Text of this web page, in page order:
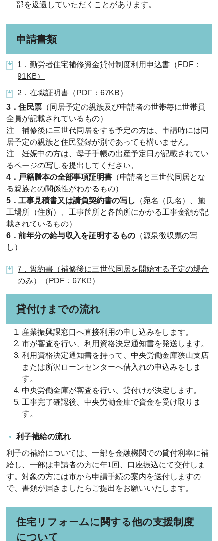
部を返還していただくことがあります。
申請書類
1．勤労者住宅補修資金貸付制度利用申込書（PDF：
91KB）
2．在職証明書（PDF：67KB）
3．住民票 （同居予定の親族及び申請者の世帯毎に世帯員
全員が記載されているもの）
注：補修後に三世代同居をする予定の方は、申請時には同
居予定の親族と住民登録が別であっても構いません。
注：妊娠中の方は、母子手帳の出産予定日が記載されてい
るページの写しを提出してください。
4．戸籍謄本の全部事項証明書 （申請者と三世代同居とな
る親族との関係性がわかるもの）
5．工事見積書又は請負契約書の写し
（宛名（氏名）、施
工場所（住所）、工事箇所と各箇所にかかる工事金額が記
載されているもの）
6．前年分の給与収入を証明するもの （源泉徴収票の写
し）
7．誓約書（補修後に三世代同居を開始する予定の場合
のみ）（PDF：67KB）
貸付けまでの流れ
産業振興課窓口へ直接利用の申し込みをします。
市が審査を行い、利用資格決定通知書を発送します。
利用資格決定通知書を持って、中央労働金庫狭山支店
または所沢ローンセンターへ借入れの申込みをしま
す。
中央労働金庫が審査を行い、貸付けが決定します。
工事完了確認後、中央労働金庫で資金を受け取りま
す。
利子補給の流れ
利子の補給については、一部を金融機関での貸付利率に補
給し、一部は申請者の方に年1回、口座振込にて交付しま
す。対象の方には市から申請手続の案内を送付しますの
で、書類が届きましたらご提出をお願いいたします。
住宅リフォームに関する他の支援制度
について